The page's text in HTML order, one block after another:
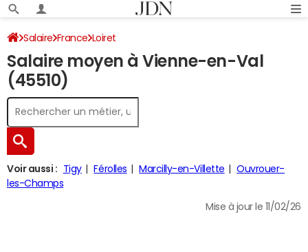
Salaire France Loiret
Salaire moyen à Vienne-en-Val
(45510)
Voir aussi : Tigy Férolles Marcilly-en-Villette
Ouvrouer-
les-Champs
Mise à jour le 11/02/26